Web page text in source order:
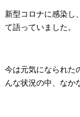
新型コロナに感染し
て語っていました。
今は元気になられた
んな状況の中、なか